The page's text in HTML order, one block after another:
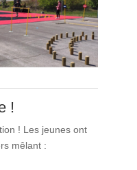
!
! Les jeunes ont
mêlant :